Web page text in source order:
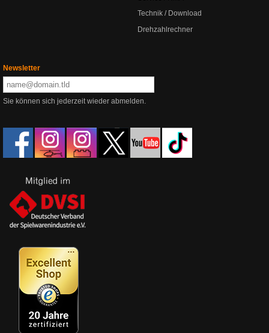
Technik / Download
Drehzahlrechner
Newsletter
Sie können sich jederzeit wieder abmelden.